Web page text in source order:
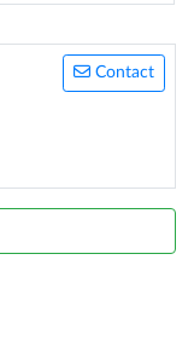
Contact